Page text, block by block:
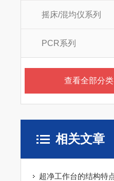
摇床/混均仪系列
PCR系列
查看全部分类
相关文章